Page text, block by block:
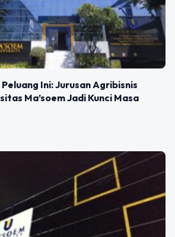
Ini: Jurusan Agribisnis
Ma’soem Jadi Kunci Masa